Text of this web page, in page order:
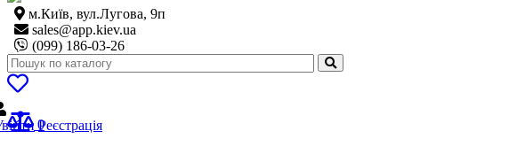
м.Київ, вул.Лугова, 9п
sales@app.kiev.ua
(099) 186-03-26
0
Реєстрація